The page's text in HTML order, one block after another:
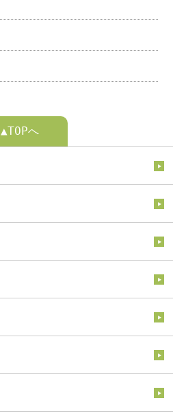
▲TOPへ